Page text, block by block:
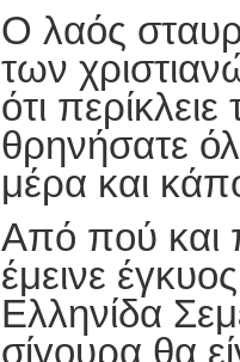
Ο λαός
των
ότι
θρηνήσατε
μέρα και
Από πού και
έμεινε
Ελληνίδα
σίγουρα θα